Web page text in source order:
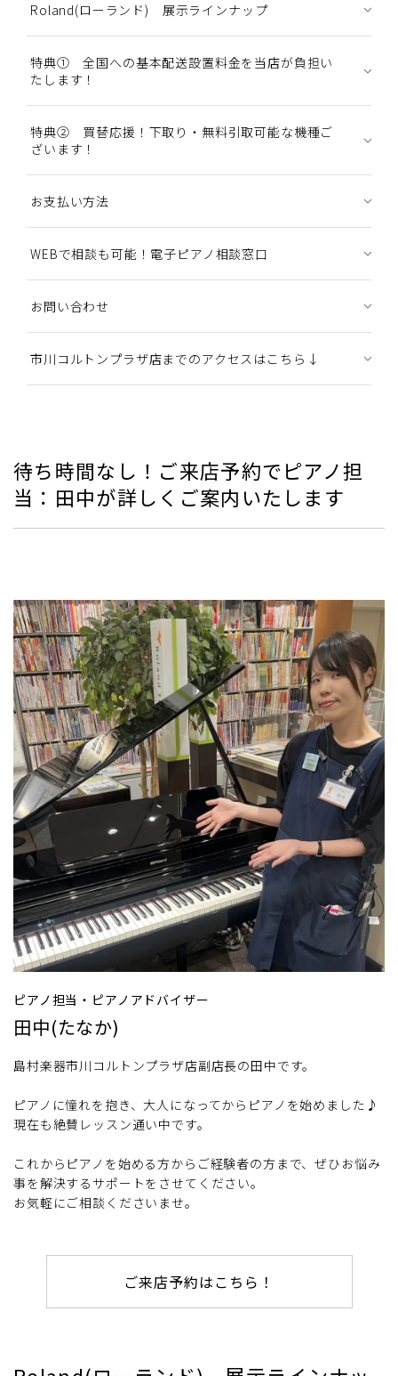
Roland(ローランド) 展示ラインナップ
特典① 全国への基本配送設置料金を当店が負担い
たします！
特典② 買替応援！下取り・無料引取可能な機種ご
ざいます！
お支払い方法
WEBで相談も可能！電子ピアノ相談窓口
お問い合わせ
市川コルトンプラザ店までのアクセスはこちら↓
待ち時間なし！ご来店予約でピアノ担
当：田中が詳しくご案内いたします
ピアノ担当・ピアノアドバイザー
田中(たなか)
島村楽器市川コルトンプラザ店副店長の田中です。
ピアノに憧れを抱き、大人になってからピアノを始めました♪
現在も絶賛レッスン通い中です。
これからピアノを始める方からご経験者の方まで、ぜひお悩み
事を解決するサポートをさせてください。
お気軽にご相談くださいませ。
ご来店予約はこちら！